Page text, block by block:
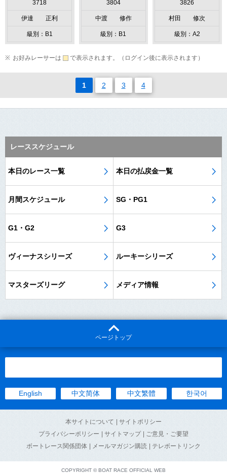
3718
伊達 正利
級別：B1
3804
中渡 修作
級別：B1
3826
村田 修次
級別：A2
お好みレーサーは で表示されます。（ログイン後に表示されます）
1 2 3 4
レーススケジュール
本日のレース一覧 本日の払戻金一覧
月間スケジュール SG・PG1
G1・G2 G3
ヴィーナスシリーズ ルーキーシリーズ
マスターズリーグ メディア情報
ページトップ
English 中文简体 中文繁體 한국어
本サイトについて
| サイトポリシー
プライバシーポリシー
| サイトマップ
| ご意見・ご要望
ボートレース関係団体
| メールマガジン購読 | テレボートリンク
COPYRIGHT © BOAT RACE OFFICIAL WEB